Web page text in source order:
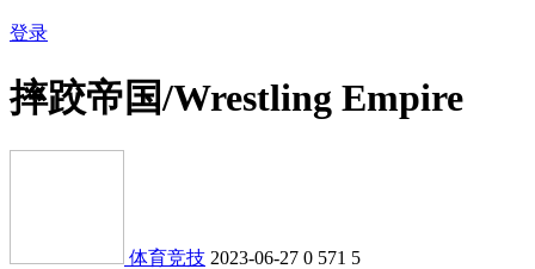
登录
摔跤帝国/Wrestling Empire
体育竞技 2023-06-27 0 571 5